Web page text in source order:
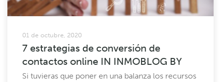
01 de octubre, 2020
7 estrategias de conversión de
contactos online IN INMOBLOG BY
Si tuvieras que poner en una balanza los recursos